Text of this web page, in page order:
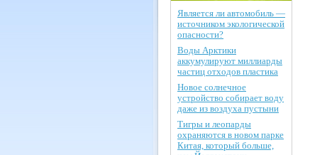
Является ли автомобиль —
источником экологической
опасности?
Воды Арктики
аккумулируют миллиарды
частиц отходов пластика
Новое солнечное
устройство собирает воду
даже из воздуха пустыни
Тигры и леопарды
охраняются в новом парке
Китая, который больше,